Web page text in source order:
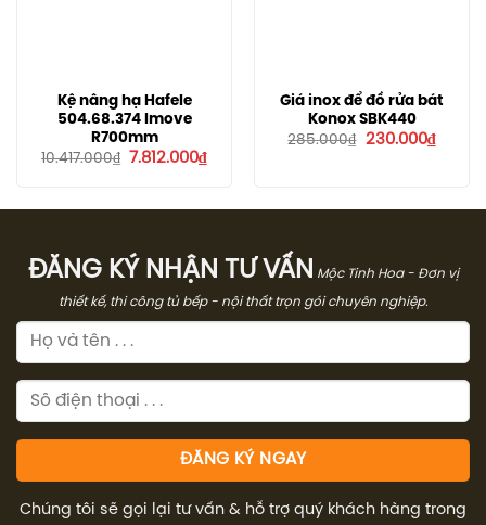
Kệ nâng hạ Hafele
504.68.374 Imove
R700mm
10.417.000₫ Giá
7.812.000₫Giá
7.812.000₫.
Giá inox để đồ rửa bát
Konox SBK440
285.000₫
Giá
230.000₫Giá
ĐĂNG KÝ NHẬN TƯ VẤN
Mộc Tinh Hoa - Đơn vị
thiết kế, thi công tủ bếp - nội thất trọn gói chuyên nghiệp.
Chúng tôi sẽ gọi lại tư vấn & hỗ trợ quý khách hàng trong